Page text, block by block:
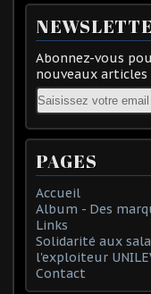
Abonnez-vous
nouveaux articles
Email
PAGES
Accueil
Album - Des
Links
Solidarité aux
l'exploiteur
Contact